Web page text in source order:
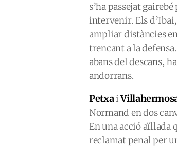
s’ha passejat
intervenir. Els
ampliar distàncies
trencant a la
abans del descans,
andorrans.
Petxai
Normand en dos
En una acció aïllada
reclamat penal per